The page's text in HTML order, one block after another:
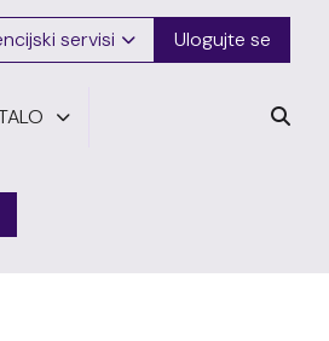
servisi Ulogujte se